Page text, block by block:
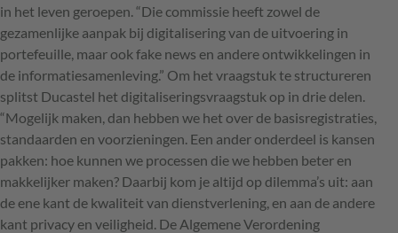
in het leven geroepen. “Die commissie heeft zowel de
gezamenlijke aanpak bij digitalisering van de uitvoering in
portefeuille, maar ook fake news en andere ontwikkelingen in
de informatiesamenleving.” Om het vraagstuk te structureren
splitst Ducastel het digitaliseringsvraagstuk op in drie delen.
“Mogelijk maken, dan hebben we het over de basisregistraties,
standaarden en voorzieningen. Een ander onderdeel is kansen
pakken: hoe kunnen we processen die we hebben beter en
makkelijker maken? Daarbij kom je altijd op dilemma’s uit: aan
de ene kant de kwaliteit van dienstverlening, en aan de andere
kant privacy en veiligheid. De Algemene Verordening